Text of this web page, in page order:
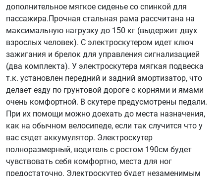
дополнительное мягкое сиденье со спинкой для
пассажира.Прочная стальная рама рассчитана на
максимальную нагрузку до 150 кг (выдержит двух
взрослых человек). С электроскутером идет ключ
зажигания и брелок для управления сигнализацией
(два комплекта). У электроскутера мягкая подвеска
т.к. установлен передний и задний амортизатор, что
делает езду по грунтовой дороге с корнями и ямами
очень комфортной. В скутере предусмотрены педали.
При их помощи можно доехать до места назначения,
как на обычном велосипеде, если так случится что у
вас сядет аккумулятор. Электроскутер
полноразмерный, водитель с ростом 190см будет
чувствовать себя комфортно, места для ног
предостаточно. Электроскутер будет незаменимым